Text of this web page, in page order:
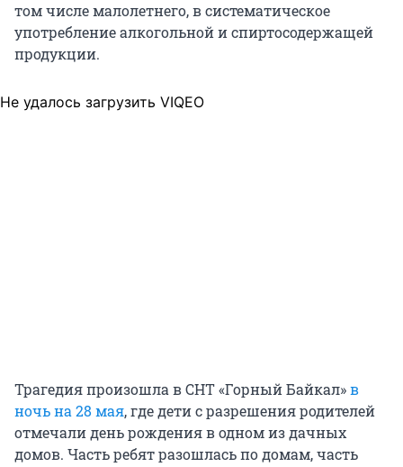
том числе малолетнего, в систематическое
употребление алкогольной и спиртосодержащей
продукции.
Не удалось загрузить VIQEO
Трагедия произошла в СНТ «Горный Байкал»в
ночь на 28 мая, где дети с разрешения родителей
отмечали день рождения в одном из дачных
домов. Часть ребят разошлась по домам, часть